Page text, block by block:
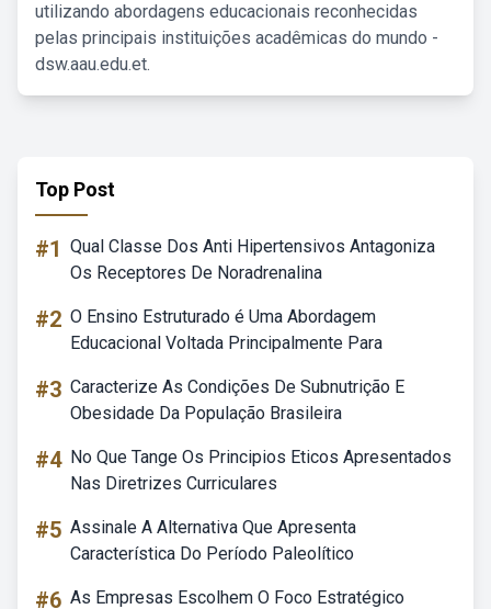
utilizando abordagens educacionais reconhecidas
pelas principais instituições acadêmicas do mundo -
dsw.aau.edu.et.
Top Post
#1 Qual Classe Dos Anti Hipertensivos Antagoniza
Os Receptores De Noradrenalina
#2 O Ensino Estruturado é Uma Abordagem
Educacional Voltada Principalmente Para
#3 Caracterize As Condições De Subnutrição E
Obesidade Da População Brasileira
#4 No Que Tange Os Principios Eticos Apresentados
Nas Diretrizes Curriculares
#5 Assinale A Alternativa Que Apresenta
Característica Do Período Paleolítico
#6 As Empresas Escolhem O Foco Estratégico